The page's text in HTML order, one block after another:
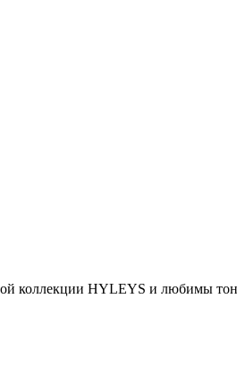
коллекции HYLEYS и любимы